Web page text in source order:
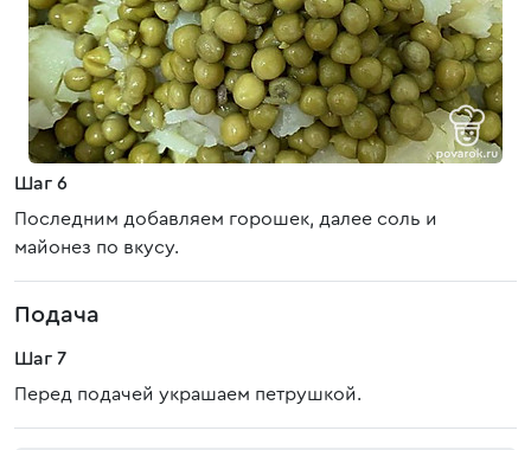
Шаг 6
Последним добавляем горошек, далее соль и
майонез по вкусу.
Подача
Шаг 7
Перед подачей украшаем петрушкой.